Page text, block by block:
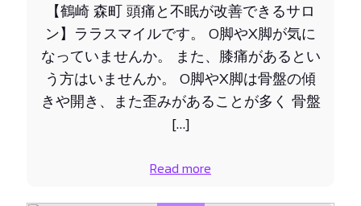
【鶴崎 森町 頭痛と不眠が改善できるサロ
ン】ララスマイルです。 O脚やX脚が気に
なっていませんか。 また、膝痛があるとい
う方はいませんか。 O脚やX脚は骨盤の傾
きや開き、また歪みがあることが多く 骨盤
[…]
Read more